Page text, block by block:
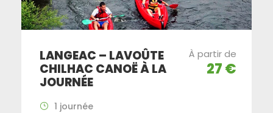
LANGEAC – LAVOÛTE
CHILHAC CANOË À LA
JOURNÉE
À partir de
27 €
1 journée